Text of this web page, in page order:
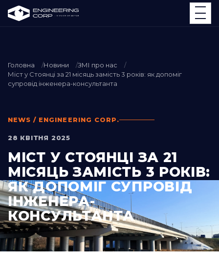
Головна Новини
ЗМІ про нас
Міст у Стоянці за 21 місяць замість 3 років: як допоміг
супровід інженера-консультанта
NEWS / ENGINEERING CORP.
28 КВІТНЯ 2025
МІСТ У СТОЯНЦІ ЗА 21
МІСЯЦЬ ЗАМІСТЬ 3 РОКІВ:
ЯК ДОПОМІГ СУПРОВІД
ІНЖЕНЕРА-
КОНСУЛЬТАНТА